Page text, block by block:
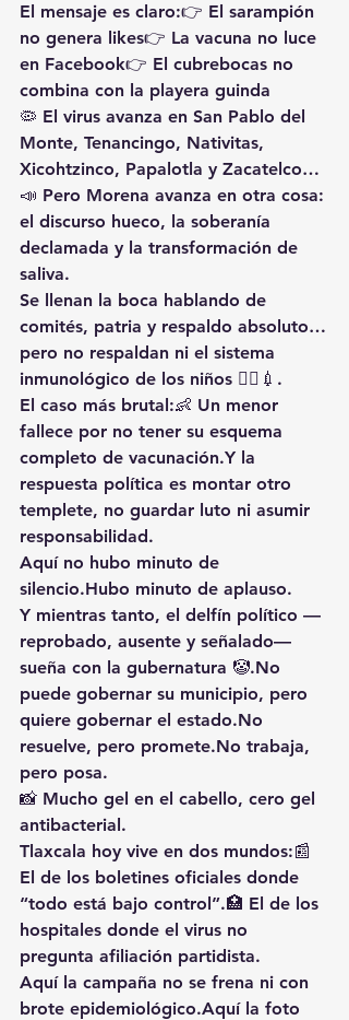
El mensaje es claro:👉 El sarampión
no genera likes👉 La vacuna no luce
en Facebook👉 El cubrebocas no
combina con la playera guinda
🦠 El virus avanza en San Pablo del
Monte, Tenancingo, Nativitas,
Xicohtzinco, Papalotla y Zacatelco…
📣 Pero Morena avanza en otra cosa:
el discurso hueco, la soberanía
declamada y la transformación de
saliva.
Se llenan la boca hablando de
comités, patria y respaldo absoluto…
pero no respaldan ni el sistema
inmunológico de los niños 🤷‍♂️💉.
El caso más brutal:👶 Un menor
fallece por no tener su esquema
completo de vacunación.Y la
respuesta política es montar otro
templete, no guardar luto ni asumir
responsabilidad.
Aquí no hubo minuto de
silencio.Hubo minuto de aplauso.
Y mientras tanto, el delfín político —
reprobado, ausente y señalado—
sueña con la gubernatura 🤡.No
puede gobernar su municipio, pero
quiere gobernar el estado.No
resuelve, pero promete.No trabaja,
pero posa.
📸 Mucho gel en el cabello, cero gel
antibacterial.
Tlaxcala hoy vive en dos mundos:📰
El de los boletines oficiales donde
“todo está bajo control”.🏥 El de los
hospitales donde el virus no
pregunta afiliación partidista.
Aquí la campaña no se frena ni con
brote epidemiológico.Aquí la foto